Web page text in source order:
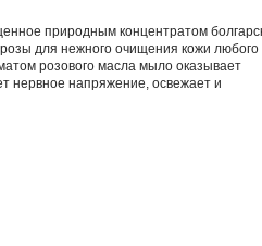
природным концентратом
для нежного очищения кожи любого
розового масла мыло оказывает
нервное напряжение, освежает и